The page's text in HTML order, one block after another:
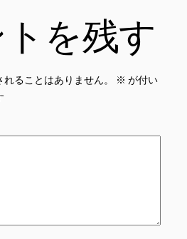
を残す
ることはありません。 ※ が付い